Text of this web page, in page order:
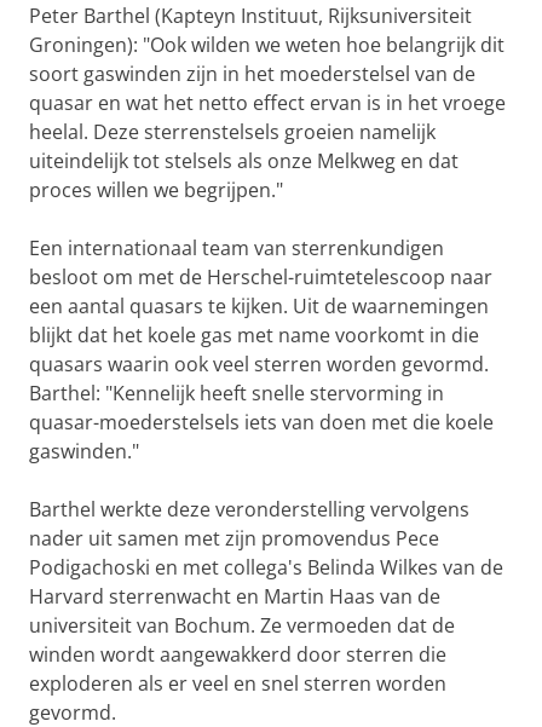
Peter Barthel (Kapteyn Instituut, Rijksuniversiteit
Groningen): "Ook wilden we weten hoe belangrijk dit
soort gaswinden zijn in het moederstelsel van de
quasar en wat het netto effect ervan is in het vroege
heelal. Deze sterrenstelsels groeien namelijk
uiteindelijk tot stelsels als onze Melkweg en dat
proces willen we begrijpen."
Een internationaal team van sterrenkundigen
besloot om met de Herschel-ruimtetelescoop naar
een aantal quasars te kijken. Uit de waarnemingen
blijkt dat het koele gas met name voorkomt in die
quasars waarin ook veel sterren worden gevormd.
Barthel: "Kennelijk heeft snelle stervorming in
quasar-moederstelsels iets van doen met die koele
gaswinden."
Barthel werkte deze veronderstelling vervolgens
nader uit samen met zijn promovendus Pece
Podigachoski en met collega's Belinda Wilkes van de
Harvard sterrenwacht en Martin Haas van de
universiteit van Bochum. Ze vermoeden dat de
winden wordt aangewakkerd door sterren die
exploderen als er veel en snel sterren worden
gevormd.